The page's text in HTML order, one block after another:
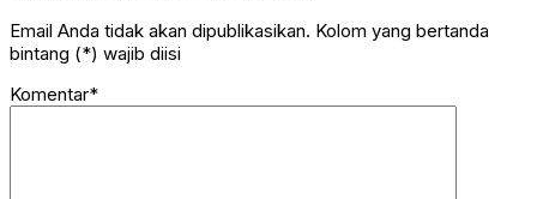
Email Anda tidak akan dipublikasikan. Kolom yang bertanda
bintang (*) wajib diisi
Komentar*